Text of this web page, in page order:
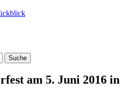
am 5. Juni 2016 in